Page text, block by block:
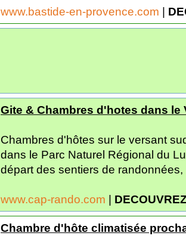
www.bastide-en-provence.com |
Gite & Chambres d'hotes dans le
Chambres d'hôtes sur le versant
dans le Parc Naturel Régional du
départ des sentiers de
www.cap-rando.com |
Chambre d'hôte climatisée